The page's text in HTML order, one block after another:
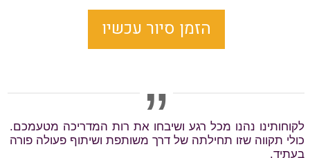
הזמן סיור עכשיו